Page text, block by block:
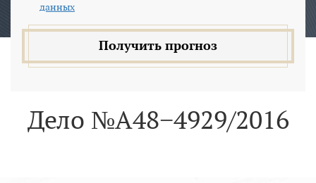
данных
Получить прогноз
Дело №А48−4929/2016